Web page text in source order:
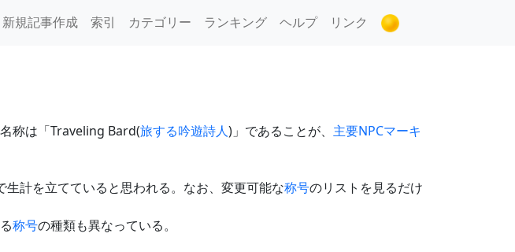
新規記事作成 索引 カテゴリー ランキング ヘルプ
リンク
称は「Traveling Bard(旅する吟遊詩人)」であることが、 主要NPCマーキ
計を立てていると思われる。なお、変更可能な称号のリストを見るだけ
称号の種類も異なっている。